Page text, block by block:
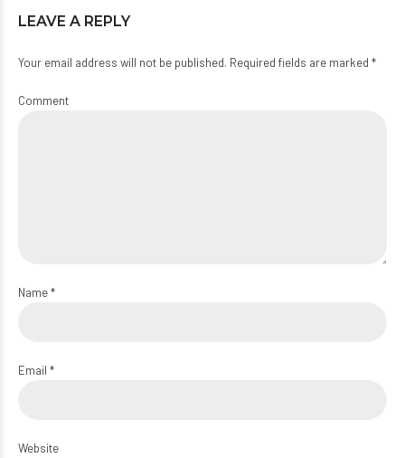
LEAVE A REPLY
Your email address will not be published. Required fields are marked *
Comment
Name *
Email *
Website